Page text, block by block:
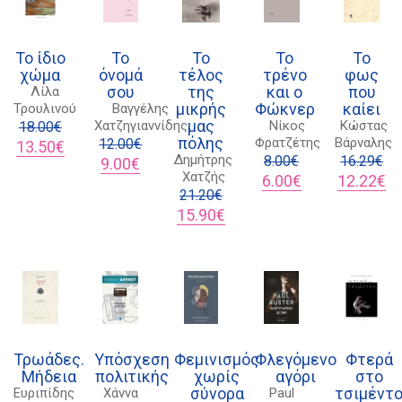
Το ίδιο
χώμα
Λίλα
Τρουλινού
18.00€
Original
price
13.50€Η
τρέχουσα
Το
όνομά
σου
Βαγγέλης
Χατζηγιαννίδης
12.00€
Original
price
9.00€
τρέχουσα
Το
τέλος
της
μικρής
μας
πόλης
Δημήτρης
Χατζής
21.20€
Original
price
15.90€Η
τρέχουσα
Το
τρένο
και ο
Φώκνερ
Νίκος
Φρατζέτης
8.00€
Original
price
6.00€Η
τρέχουσα
Το
φως
που
καίει
Κώστας
Βάρναλης
16.29€
Original
price
12.22€
Τρωάδες.
Μήδεια
Ευριπίδης
Υπόσχεση
πολιτικής
Χάννα
Φεμινισμός
χωρίς
σύνορα
Φλεγόμενο
αγόρι
Paul
Φτερά
στο